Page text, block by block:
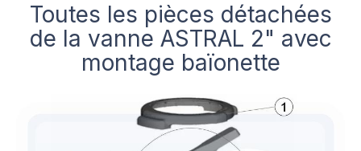
Toutes les pièces détachées
de la vanne ASTRAL 2" avec
montage baïonette